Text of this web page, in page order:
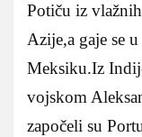
Potiču iz
Azije,a gaje se
Meksiku.Iz
vojskom
započeli su